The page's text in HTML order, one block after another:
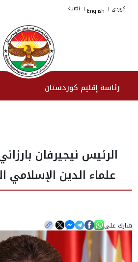
کوردی |
English
|
Kurdi
رئاسة إقليم كوردستان
نواب الرئيس
طاقم الرئاسة
المؤسسات
الأخبار
الرئيس نيجيرفان
علماء الدين الإسلامي
شارك على